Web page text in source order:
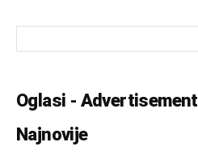
Oglasi - Advertisement
Najnovije